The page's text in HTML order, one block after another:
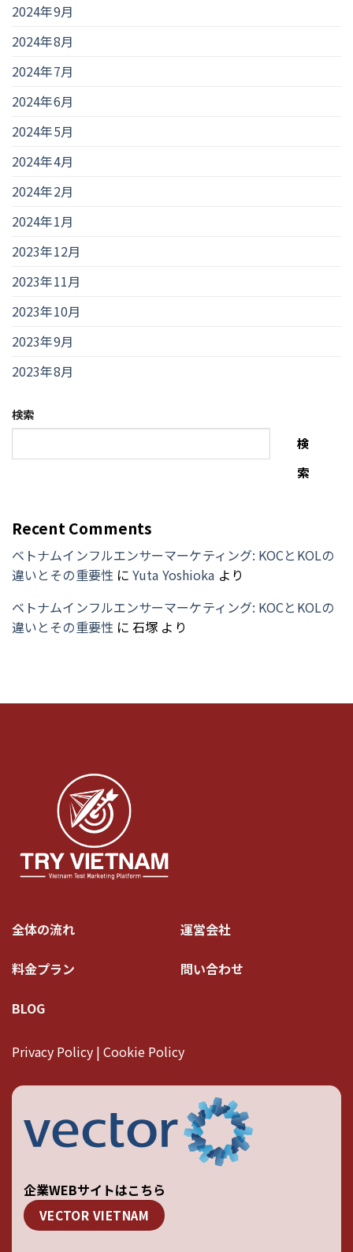
2024年9月
2024年8月
2024年7月
2024年6月
2024年5月
2024年4月
2024年2月
2024年1月
2023年12月
2023年11月
2023年10月
2023年9月
2023年8月
検索
検
索
Recent Comments
ベトナムインフルエンサーマーケティング: KOCとKOLの
違いとその重要性 にYuta Yoshioka より
ベトナムインフルエンサーマーケティング: KOCとKOLの
違いとその重要性 に石塚 より
全体の流れ 運営会社
料金プラン 問い合わせ
BLOG
Privacy Policy | Cookie Policy
企業WEBサイトはこちら
VECTOR VIETNAM